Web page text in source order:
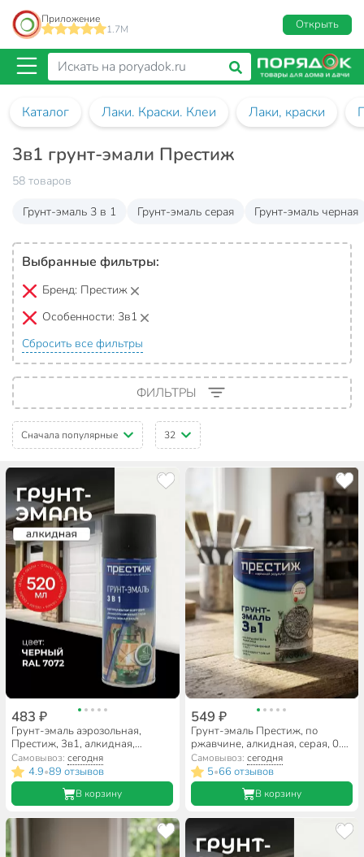
Приложение
1.7M
Открыть
Каталог Лаки. Краски. Клеи Лаки, краски
3в1 грунт-эмали Престиж
58 товаров
Грунт-эмаль 3 в 1
Грунт-эмаль серая Грунт-эмаль черная
Выбранные фильтры:
Бренд: Престиж
Особенности: 3в1
Сбросить все фильтры
ФИЛЬТРЫ
Сначала популярные 32
483 ₽
Грунт-эмаль аэрозольная,
Престиж, 3в1, алкидная,
черная, 520 мл
Самовывоз:сегодня
4.9•89 отзывов
В корзину
549 ₽
Грунт-эмаль Престиж, по
ржавчине, алкидная, серая, 0.9
кг
Самовывоз: сегодня
5•66 отзывов
В корзину